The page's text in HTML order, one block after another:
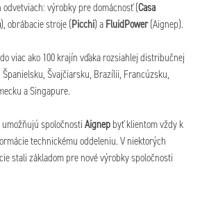
výrobky pre domácnosť (Casa
), obrábacie stroje (Picchi) a FluidPower(Aignep).
viac ako 100 krajín vďaka rozsiahlej distribučnej
Španielsku, Švajčiarsku, Brazílii, Francúzsku,
a Singapure.
spoločnosti Aignep byť klientom vždy k
technickému oddeleniu. V niektorých
stali základom pre nové výrobky spoločnosti